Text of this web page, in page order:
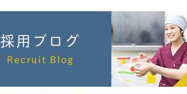
採用ブログ
Recruit Blog